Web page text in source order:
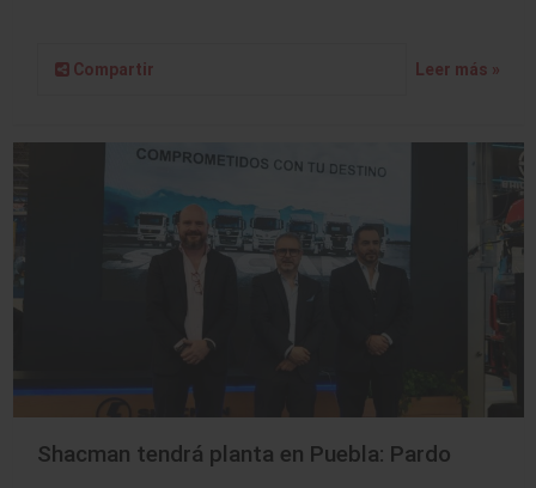
Compartir Leer más »
Shacman tendrá planta en Puebla: Pardo